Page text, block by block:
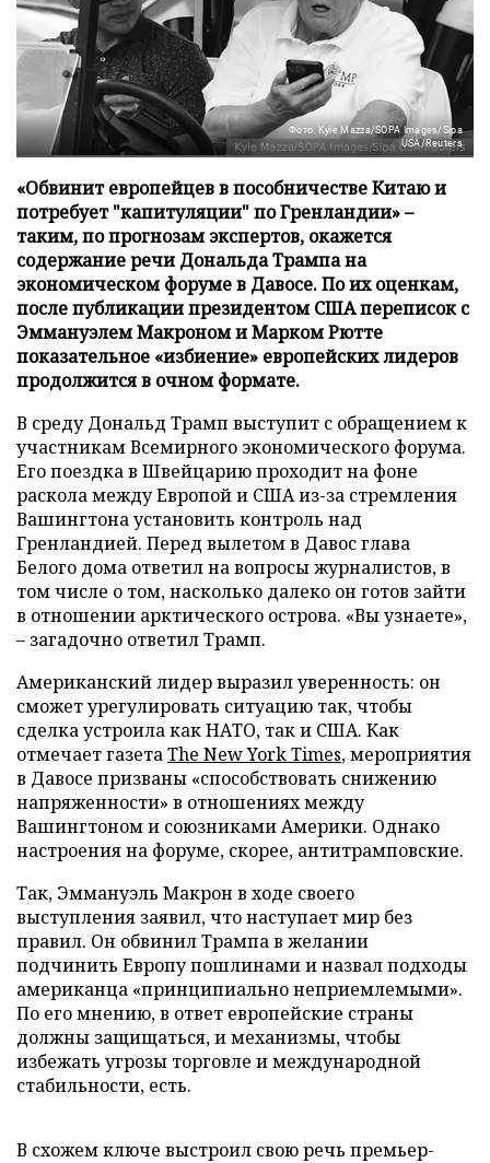
Фото: Kyle Mazza/SOPA Images/Sipa
USA/Reuters
«Обвинит европейцев в пособничестве Китаю и
потребует "капитуляции" по Гренландии» –
таким, по прогнозам экспертов, окажется
содержание речи Дональда Трампа на
экономическом форуме в Давосе. По их оценкам,
после публикации президентом США переписок с
Эммануэлем Макроном и Марком Рютте
показательное «избиение» европейских лидеров
продолжится в очном формате.
В среду Дональд Трамп выступит с обращением к
участникам Всемирного экономического форума.
Его поездка в Швейцарию проходит на фоне
раскола между Европой и США из-за стремления
Вашингтона установить контроль над
Гренландией. Перед вылетом в Давос глава
Белого дома ответил на вопросы журналистов, в
том числе о том, насколько далеко он готов зайти
в отношении арктического острова. «Вы узнаете»,
– загадочно ответил Трамп.
Американский лидер выразил уверенность: он
сможет урегулировать ситуацию так, чтобы
сделка устроила как НАТО, так и США. Как
отмечает газетаThe New York Times, мероприятия
в Давосе призваны «способствовать снижению
напряженности» в отношениях между
Вашингтоном и союзниками Америки. Однако
настроения на форуме, скорее, антитрамповские.
Так, Эммануэль Макрон в ходе своего
выступления заявил, что наступает мир без
правил. Он обвинил Трампа в желании
подчинить Европу пошлинами и назвал подходы
американца «принципиально неприемлемыми».
По его мнению, в ответ европейские страны
должны защищаться, и механизмы, чтобы
избежать угрозы торговле и международной
стабильности, есть.
В схожем ключе выстроил свою речь премьер-